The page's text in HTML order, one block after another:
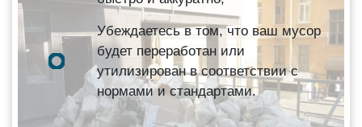
Убеждаетесь в том, что ваш мусор
будет переработан или
утилизирован в соответствии с
нормами и стандартами.